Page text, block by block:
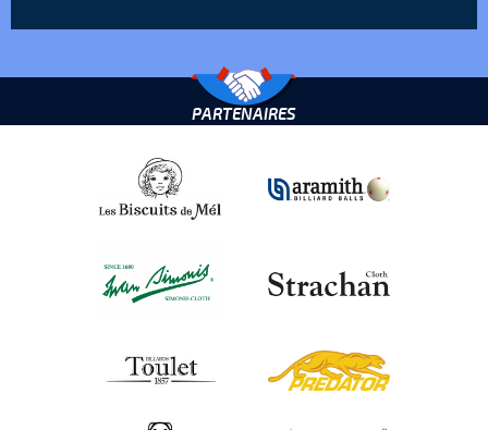
PARTENAIRES